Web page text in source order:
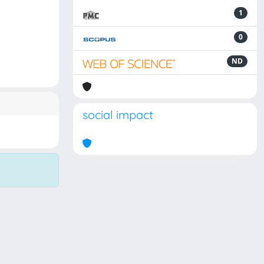
1
0
ND
social impact